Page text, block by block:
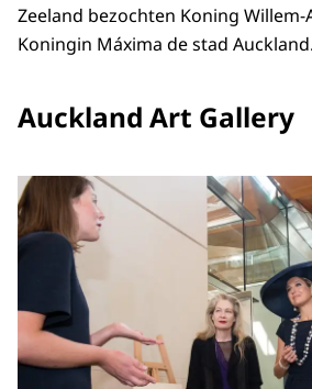
Zeeland bezochten Koning Willem-
Koningin Máxima de stad Auckland.
Auckland Art Gallery